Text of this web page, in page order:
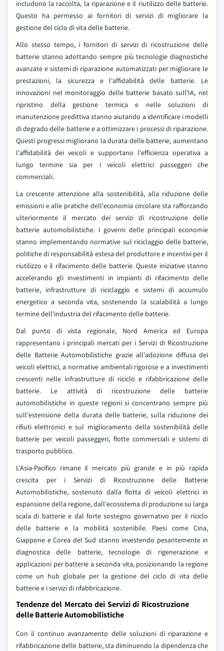
includono la raccolta, la riparazione e il riutilizzo delle batterie.
Questo ha permesso ai fornitori di servizi di migliorare la
gestione del ciclo di vita delle batterie.
Allo stesso tempo, i fornitori di servizi di ricostruzione delle
batterie stanno adottando sempre più tecnologie diagnostiche
avanzate e sistemi di riparazione automatizzati per migliorare le
prestazioni, la sicurezza e l'affidabilità delle batterie. Le
innovazioni nel monitoraggio delle batterie basato sull'IA, nel
ripristino della gestione termica e nelle soluzioni di
manutenzione predittiva stanno aiutando a identificare i modelli
di degrado delle batterie e a ottimizzare i processi di riparazione.
Questi progressi migliorano la durata delle batterie, aumentano
l'affidabilità dei veicoli e supportano l'efficienza operativa a
lungo termine sia per i veicoli elettrici passeggeri che
commerciali.
La crescente attenzione alla sostenibilità, alla riduzione delle
emissioni e alle pratiche dell'economia circolare sta rafforzando
ulteriormente il mercato dei servizi di ricostruzione delle
batterie automobilistiche. I governi delle principali economie
stanno implementando normative sul riciclaggio delle batterie,
politiche di responsabilità estesa del produttore e incentivi per il
riutilizzo e il rifacimento delle batterie. Queste iniziative stanno
accelerando gli investimenti in impianti di rifacimento delle
batterie, infrastrutture di riciclaggio e sistemi di accumulo
energetico a seconda vita, sostenendo la scalabilità a lungo
termine dell'industria del rifacimento delle batterie.
Dal punto di vista regionale, Nord America ed Europa
rappresentano i principali mercati per i Servizi di Ricostruzione
delle Batterie Automobilistiche grazie all'adozione diffusa dei
veicoli elettrici, a normative ambientali rigorose e a investimenti
crescenti nelle infrastrutture di riciclo e rifabbricazione delle
batterie. Le attività di ricostruzione delle batterie
automobilistiche in queste regioni si concentrano sempre più
sull'estensione della durata delle batterie, sulla riduzione dei
rifiuti elettronici e sul miglioramento della sostenibilità delle
batterie per veicoli passeggeri, flotte commerciali e sistemi di
trasporto pubblico.
L'Asia-Pacifico rimane il mercato più grande e in più rapida
crescita per i Servizi di Ricostruzione delle Batterie
Automobilistiche, sostenuto dalla flotta di veicoli elettrici in
espansione della regione, dall'ecosistema di produzione su larga
scala di batterie e dal forte sostegno governativo per il riciclo
delle batterie e la mobilità sostenibile. Paesi come Cina,
Giappone e Corea del Sud stanno investendo pesantemente in
diagnostica delle batterie, tecnologie di rigenerazione e
applicazioni per batterie a seconda vita, posizionando la regione
come un hub globale per la gestione del ciclo di vita delle
batterie e i servizi di rifabbricazione.
Tendenze del Mercato dei Servizi di Ricostruzione
delle Batterie Automobilistiche
Con il continuo avanzamento delle soluzioni di riparazione e
rifabbricazione delle batterie, sta diminuendo la dipendenza che